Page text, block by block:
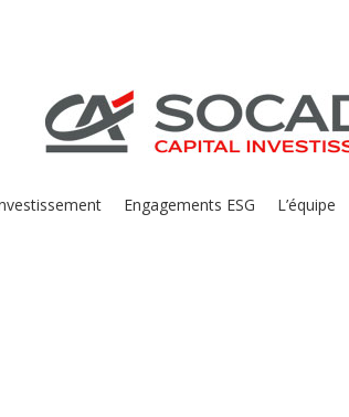
Engagements ESG L’équipe